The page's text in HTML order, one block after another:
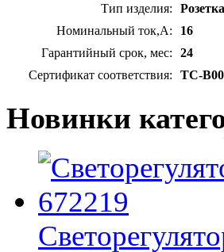
Тип изделия:
Розетка
Номинальный ток,А:
16
Гарантийный срок, мес:
24
Сертификат соответствия:
TC-
Новинки